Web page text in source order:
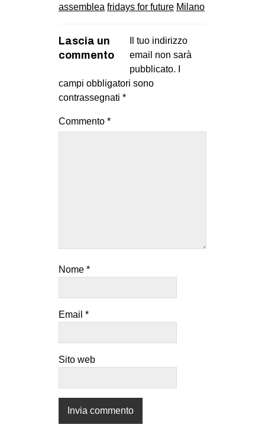
AMBIENTE
DIRITTO ALL’ABITARE
GENERI
MIGRAZIONI
REPRESSIONE
RECENSIONI
AFRICA
AMERICHE
ESTREMO ORIENTE
MONDO
assemblea fridays for future Milano
Lascia un
commento
Il tuo indirizzo
email non sarà
pubblicato.
campi obbligatori sono
contrassegnati *
Commento *
Nome *
Email *
Sito web